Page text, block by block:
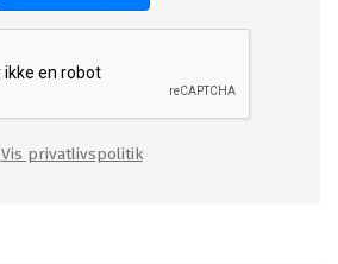
Vis privatlivspolitik